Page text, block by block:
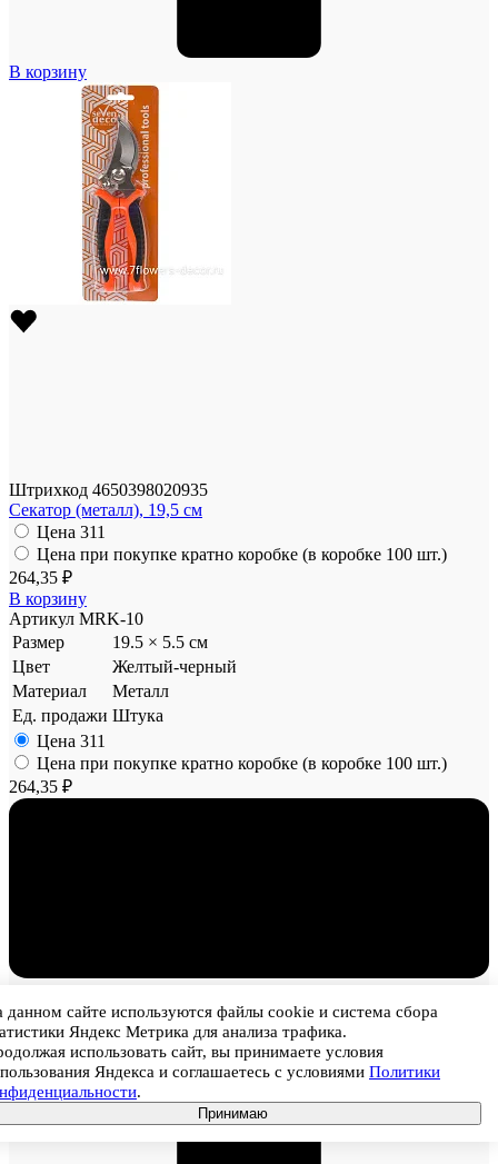
В корзину
Штрихкод 4650398020935
Секатор (металл), 19,5 см
Цена 311
Цена при покупке кратно коробке (в коробке 100 шт.)
264,35 ₽
В корзину
Артикул MRK-10
Размер
19.5 × 5.5 см
Цвет
Желтый-черный
Материал
Металл
Ед. продажи Штука
Цена 311
Цена при покупке кратно коробке (в коробке 100 шт.)
264,35 ₽
данном сайте используются файлы cookie и система сбора
Яндекс Метрика для анализа трафика.
использовать сайт, вы принимаете условия
Яндекса и соглашаетесь с условиями Политики
.
Принимаю